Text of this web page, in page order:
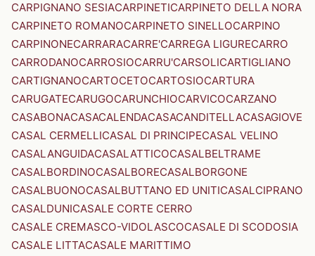
CARPIGNANO SESIACARPINETICARPINETO DELLA NORA
CARPINETO ROMANOCARPINETO SINELLOCARPINO
CARPINONECARRARACARRE'CARREGA LIGURECARRO
CARRODANOCARROSIOCARRU'CARSOLICARTIGLIANO
CARTIGNANOCARTOCETOCARTOSIOCARTURA
CARUGATECARUGOCARUNCHIOCARVICOCARZANO
CASABONACASACALENDACASACANDITELLACASAGIOVE
CASAL CERMELLICASAL DI PRINCIPECASAL VELINO
CASALANGUIDACASALATTICOCASALBELTRAME
CASALBORDINOCASALBORECASALBORGONE
CASALBUONOCASALBUTTANO ED UNITICASALCIPRANO
CASALDUNICASALE CORTE CERRO
CASALE CREMASCO-VIDOLASCOCASALE DI SCODOSIA
CASALE LITTACASALE MARITTIMO